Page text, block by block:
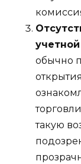
обычно
такую